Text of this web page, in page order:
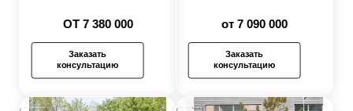
ОТ 7 380 000
Заказать
консультацию
от 7 090 000
Заказать
консультацию